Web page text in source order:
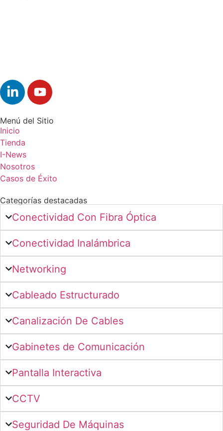
Menú del Sitio
Inicio
Tienda
I-News
Nosotros
Casos de Éxito
Categorías destacadas
Conectividad Con Fibra Óptica
Conectividad Inalámbrica
Networking
Cableado Estructurado
Canalización De Cables
Gabinetes de Comunicación
Pantalla Interactiva
CCTV
Seguridad De Máquinas